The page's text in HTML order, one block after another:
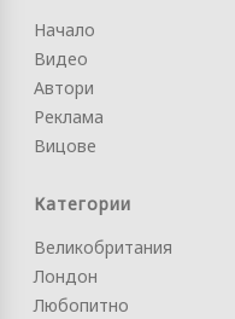
Начало
Видео
Автори
Реклама
Вицове
Категории
Великобритания
Лондон
Любопитно